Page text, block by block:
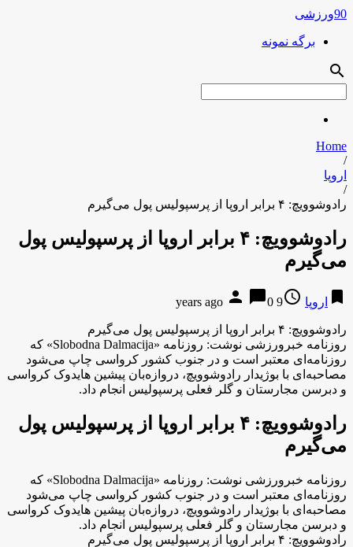
90ورزشی
برگه نمونه
search
Home
/
اروپا
/
رادوشوویچ: ۴ برابر اروپا از پرسپولیس پول می‌گیرم
رادوشوویچ: ۴ برابر اروپا از پرسپولیس پول
می‌گیرم
bookmark اروپا access_time
9 years ago
person chat_bubble0
رادوشوویچ: ۴ برابر اروپا از پرسپولیس پول می‌گیرم
روزنامه خبرورزشی نوشت: روزنامه «Slobodna Dalmacija» که
روزنامه‌ای معتبر است و در جنوب کشور کرواسی چاپ می‌شود
مصاحبه‌ای با بوژیدار رادوشوویچ، دروازه‌بان پیشین هایدوک کرواسی
و دبرسن مجارستان و گلر فعلی پرسپولیس انجام داد.
رادوشوویچ: ۴ برابر اروپا از پرسپولیس پول
می‌گیرم
روزنامه خبرورزشی نوشت: روزنامه «Slobodna Dalmacija» که
روزنامه‌ای معتبر است و در جنوب کشور کرواسی چاپ می‌شود
مصاحبه‌ای با بوژیدار رادوشوویچ، دروازه‌بان پیشین هایدوک کرواسی
و دبرسن مجارستان و گلر فعلی پرسپولیس انجام داد.
رادوشوویچ: ۴ برابر اروپا از پرسپولیس پول می‌گیرم